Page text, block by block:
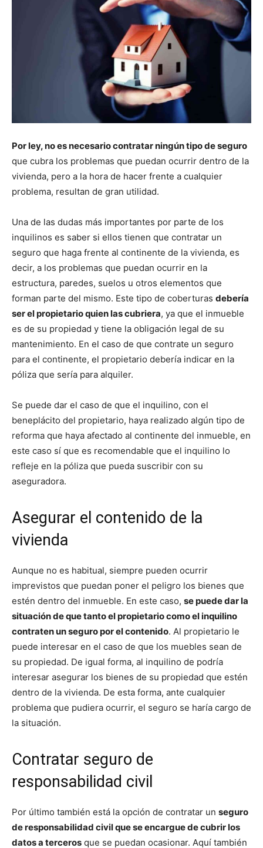
Por ley, no es necesario contratar ningún tipo de seguro
que cubra los problemas que puedan ocurrir dentro de la
vivienda, pero a la hora de hacer frente a cualquier
problema, resultan de gran utilidad.
Una de las dudas más importantes por parte de los
inquilinos es saber si ellos tienen que contratar un
seguro que haga frente al continente de la vivienda, es
decir, a los problemas que puedan ocurrir en la
estructura, paredes, suelos u otros elementos que
forman parte del mismo. Este tipo de coberturas debería
ser el propietario quien las cubriera, ya que el inmueble
es de su propiedad y tiene la obligación legal de su
mantenimiento. En el caso de que contrate un seguro
para el continente, el propietario debería indicar en la
póliza que sería para alquiler.
Se puede dar el caso de que el inquilino, con el
beneplácito del propietario, haya realizado algún tipo de
reforma que haya afectado al continente del inmueble, en
este caso sí que es recomendable que el inquilino lo
refleje en la póliza que pueda suscribir con su
aseguradora.
Asegurar el contenido de la
vivienda
Aunque no es habitual, siempre pueden ocurrir
imprevistos que puedan poner el peligro los bienes que
estén dentro del inmueble. En este caso, se puede dar la
situación de que tanto el propietario como el inquilino
contraten un seguro por el contenido. Al propietario le
puede interesar en el caso de que los muebles sean de
su propiedad. De igual forma, al inquilino de podría
interesar asegurar los bienes de su propiedad que estén
dentro de la vivienda. De esta forma, ante cualquier
problema que pudiera ocurrir, el seguro se haría cargo de
la situación.
Contratar seguro de
responsabilidad civil
Por último también está la opción de contratar un seguro
de responsabilidad civil que se encargue de cubrir los
datos a terceros que se puedan ocasionar. Aquí también